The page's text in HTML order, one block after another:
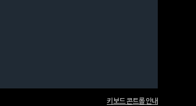
키보드 콘트롤 안내